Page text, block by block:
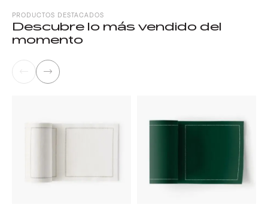
PRODUCTOS DESTACADOS
Descubre lo más vendido del
momento